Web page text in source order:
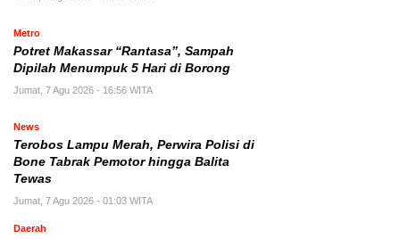
Metro
Potret Makassar “Rantasa”, Sampah
Dipilah Menumpuk 5 Hari di Borong
Jumat, 7 Agu 2026 - 16:56 WITA
News
Terobos Lampu Merah, Perwira Polisi di
Bone Tabrak Pemotor hingga Balita
Tewas
Jumat, 7 Agu 2026 - 01:03 WITA
Daerah